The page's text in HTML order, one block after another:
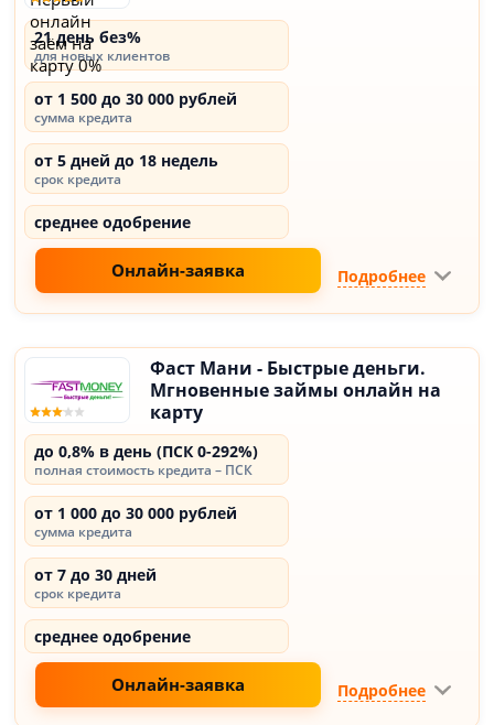
21 день без%
для новых клиентов
от 1 500 до 30 000 рублей
сумма кредита
от 5 дней до 18 недель
срок кредита
среднее одобрение
Онлайн-заявка Подробнее
Фаст Мани - Быстрые деньги.
Мгновенные займы онлайн на
карту
до 0,8% в день (ПСК 0-292%)
полная стоимость кредита – ПСК
от 1 000 до 30 000 рублей
сумма кредита
от 7 до 30 дней
срок кредита
среднее одобрение
Онлайн-заявка Подробнее